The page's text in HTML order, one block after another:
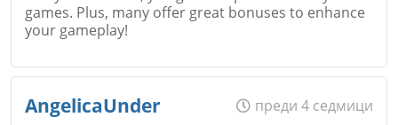
Коментар*
games. Plus, many offer great bonuses to enhance
your gameplay!
AngelicaUnder
преди 4 седмици